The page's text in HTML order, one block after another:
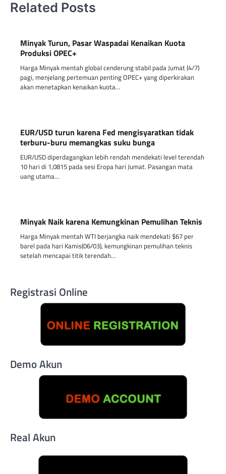
Related Posts
Minyak Turun, Pasar Waspadai Kenaikan Kuota
Produksi OPEC+
Harga Minyak mentah global cenderung stabil pada Jumat (4/7)
pagi, menjelang pertemuan penting OPEC+ yang diperkirakan
akan menetapkan kenaikan kuota…
EUR/USD turun karena Fed mengisyaratkan tidak
terburu-buru memangkas suku bunga
EUR/USD diperdagangkan lebih rendah mendekati level terendah
10 hari di 1,0815 pada sesi Eropa hari Jumat. Pasangan mata
uang utama…
Minyak Naik karena Kemungkinan Pemulihan Teknis
Harga Minyak mentah WTI berjangka naik mendekati $67 per
barel pada hari Kamis(06/03), kemungkinan pemulihan teknis
setelah mencapai titik terendah…
Registrasi Online
Demo Akun
Real Akun